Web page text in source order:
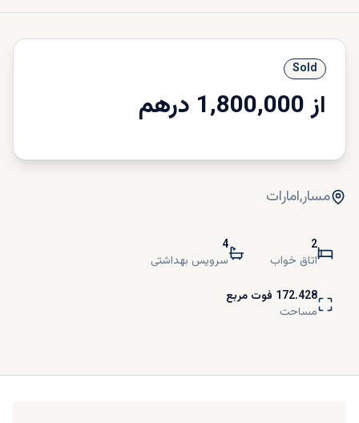
Sold
از1,800,000 درهم
مسار,امارات
2
اتاق خواب
4
سرویس بهداشتی
172.428 فوت مربع
مساحت